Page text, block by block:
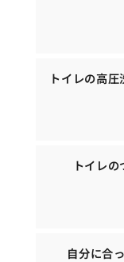
トイレの高
トイレ
自分に合